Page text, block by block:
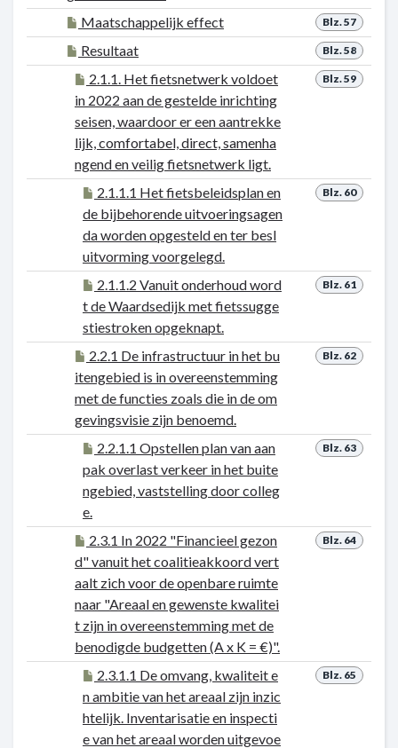
Blz. 57
Maatschappelijk effect
Blz. 58
Resultaat
Blz. 59
2.1.1. Het fietsnetwerk voldoet
in 2022 aan de gestelde inrichting
seisen, waardoor er een aantrekke
lijk, comfortabel, direct, samenha
ngend en veilig fietsnetwerk ligt.
Blz. 60
2.1.1.1 Het fietsbeleidsplan en
de bijbehorende uitvoeringsagen
da worden opgesteld en ter besl
uitvorming voorgelegd.
Blz. 61
2.1.1.2 Vanuit onderhoud word
t de Waardsedijk met fietssugge
stiestroken opgeknapt.
Blz. 62
2.2.1 De infrastructuur in het bu
itengebied is in overeenstemming
met de functies zoals die in de om
gevingsvisie zijn benoemd.
Blz. 63
2.2.1.1 Opstellen plan van aan
pak overlast verkeer in het buite
ngebied, vaststelling door colleg
e.
Blz. 64
2.3.1 In 2022 "Financieel gezon
d" vanuit het coalitieakkoord vert
aalt zich voor de openbare ruimte
naar "Areaal en gewenste kwalitei
t zijn in overeenstemming met de
benodigde budgetten (A x K = €)".
Blz. 65
2.3.1.1 De omvang, kwaliteit e
n ambitie van het areaal zijn inzic
htelijk. Inventarisatie en inspecti
e van het areaal worden uitgevoe